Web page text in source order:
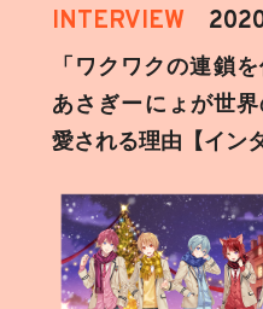
INTERVIEW
「ワクワクの連鎖を
あさぎーにょが世
愛される理由【イン